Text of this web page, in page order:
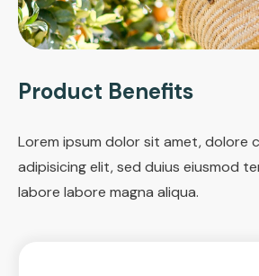
Product Benefits
Lorem ipsum dolor sit amet, dolore
adipisicing elit, sed duius eiusmod
labore labore magna aliqua.